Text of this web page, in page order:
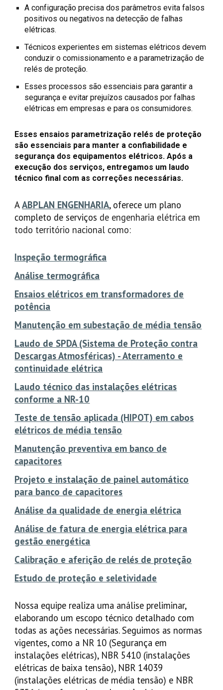
A configuração precisa dos parâmetros evita falsos
positivos ou negativos na detecção de falhas
elétricas.
Técnicos experientes em sistemas elétricos devem
conduzir o comissionamento e a parametrização de
relés de proteção.
Esses processos são essenciais para garantir a
segurança e evitar prejuízos causados por falhas
elétricas em empresas e para os consumidores.
Esses ensaios parametrização relés de proteção
são essenciais para manter a confiabilidade e
segurança dos equipamentos elétricos. Após a
execução dos serviços, entregamos um laudo
técnico final com as correções necessárias.
AABPLAN ENGENHARIA, oferece um plano
completo de serviços de engenharia elétrica em
todo território nacional como:
Inspeção termográfica
Análise termográfica
Ensaios elétricos em transformadores de
potência
Manutenção em subestação de média tensão
Laudo de SPDA (Sistema de Proteção contra
Descargas Atmosféricas) - Aterramento e
continuidade elétrica
Laudo técnico das instalações elétricas
conforme a NR-10
Teste de tensão aplicada (HIPOT) em cabos
elétricos de média tensão
Manutenção preventiva em banco de
capacitores
Projeto e instalação de painel automático
para banco de capacitores
Análise da qualidade de energia elétrica
Análise de fatura de energia elétrica para
gestão energética
Calibração e aferição de relés de proteção
Estudo de proteção e seletividade
Nossa equipe realiza uma análise preliminar,
elaborando um escopo técnico detalhado com
todas as ações necessárias. Seguimos as normas
vigentes, como a NR 10 (Segurança em
instalações elétricas), NBR 5410 (instalações
elétricas de baixa tensão), NBR 14039
(instalações elétricas de média tensão) e NBR